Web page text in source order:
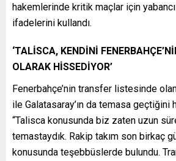
hakemlerinde kritik maçlar için
ifadelerini kullandı.
‘TALİSCA, KENDİNİ
OLARAK HİSSEDİYOR’
Fenerbahçe’nin transfer listesinde
ile Galatasaray’ın da temasa geçtiğini
“Talisca konusunda biz zaten uzun
temastaydık. Rakip takım son birkaç
konusunda teşebbüslerde bulundu.